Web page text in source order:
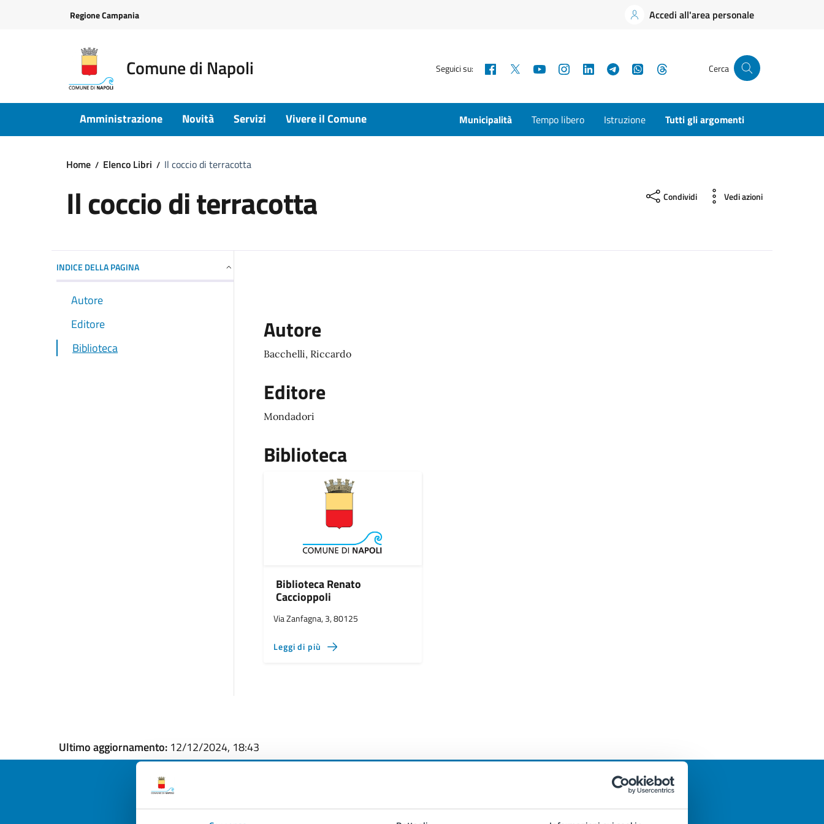
Regione Campania Accedi all'area personale
Comune di Napoli Seguici su: Facebook YouTubeInstagramLinkedInTelegramWhatsApp Cerca
Amministrazione Novità Servizi Vivere il Comune Municipalità Tempo libero Istruzione Tutti gli argomenti
Home Elenco Libri Il coccio di terracotta
Il coccio di terracotta Condividi Vedi azioni
INDICE DELLA PAGINA
Autore
Editore
Biblioteca
Autore
Bacchelli, Riccardo
Editore
Mondadori
Biblioteca
Biblioteca Renato
Caccioppoli
Via Zanfagna, 3, 80125
Leggi di più
Ultimo aggiornamento: 12/12/2024, 18:43